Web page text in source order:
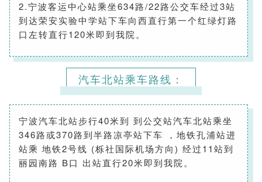
2.宁波客运中心站乘坐634路/22路公交车经过3站
到达荣安实验中学站下车向西直行第一个红绿灯路
口左转直行120米即到我院。
汽车北站乘车路线：
宁波汽车北站步行40米到 到公交站汽车北站乘坐
346路或370路到半路凉亭站下车 ，地铁孔浦站进
站乘 地铁2号线 (栎社国际机场方向) 经过11站到
丽园南路 B口 出站直行20米即到我院。